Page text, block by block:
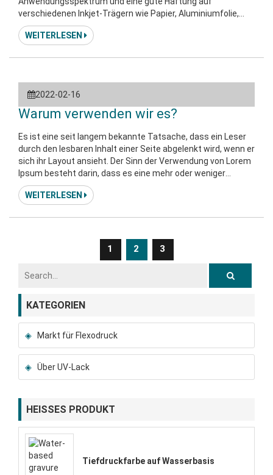
verschiedenen Inkjet-Trägern wie Papier, Aluminiumfolie,
Kunststoff usw. Das Produkt kann sofort nach dem Druck
gestapelt werden, ohne zu kleben. UV-Tinten haben
WEITERLESEN
2022-02-16
Warum verwenden wir es?
Es ist eine seit langem bekannte Tatsache, dass ein Leser
durch den lesbaren Inhalt einer Seite abgelenkt wird, wenn er
sich ihr Layout ansieht. Der Sinn der Verwendung von Lorem
Ipsum besteht darin, dass es eine mehr oder weniger
normale Verteilung der Buchstaben hat, im Gegensatz zur
Verwendung von "Content here, content here", wodurch es
WEITERLESEN
1 2 3
KATEGORIEN
Markt für Flexodruck
Über UV-Lack
HEISSES PRODUKT
Tiefdruckfarbe auf Wasserbasis